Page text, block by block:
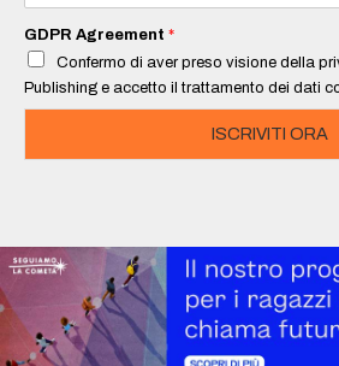
a
i
*
GDPR Agreement *
Confermo di aver preso visione della
Publishing e accetto il trattamento dei dati
ISCRIVITI ORA